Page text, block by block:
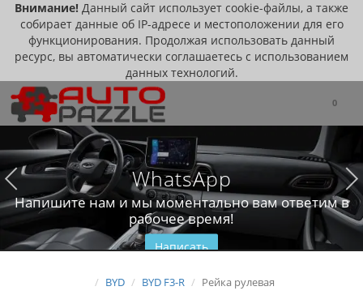
Внимание! Данный сайт использует cookie-файлы, а также
собирает данные об IP-адресе и местоположении для его
функционирования. Продолжая использовать данный
ресурс, вы автоматически соглашаетесь с использованием
данных технологий.
0
WhatsApp
Напишите нам и мы моментально вам ответим в
рабочее время!
Написать
BYD BYD F3-R Рейка рулевая